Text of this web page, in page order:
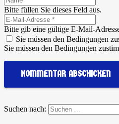
Bitte füllen Sie dieses Feld aus.
Bitte gib eine gültige E-Mail-
Sie müssen den Bedingungen
Sie müssen den Bedingungen
KOMMENTAR ABSCHICKEN
Suchen nach: